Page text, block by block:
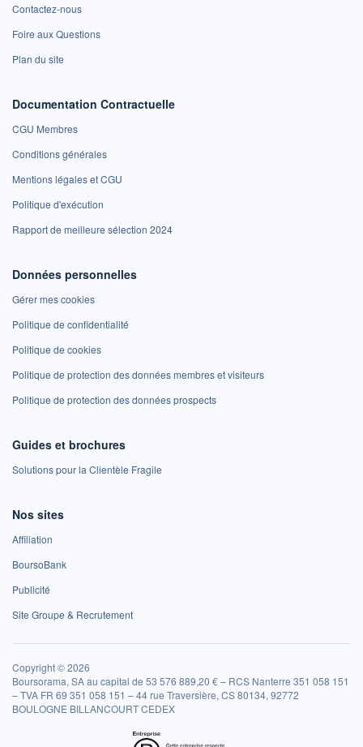
Contactez-nous
Foire aux Questions
Plan du site
Documentation Contractuelle
CGU Membres
Conditions générales
Mentions légales et CGU
Politique d'exécution
Rapport de meilleure sélection 2024
Données personnelles
Gérer mes cookies
Politique de confidentialité
Politique de cookies
Politique de protection des données membres et visiteurs
Politique de protection des données prospects
Guides et brochures
Solutions pour la Clientèle Fragile
Nos sites
Affiliation
BoursoBank
Publicité
Site Groupe & Recrutement
Copyright © 2026
Boursorama, SA au capital de 53 576 889,20 € – RCS Nanterre 351 058 151
– TVA FR 69 351 058 151 – 44 rue Traversière, CS 80134, 92772
BOULOGNE BILLANCOURT CEDEX